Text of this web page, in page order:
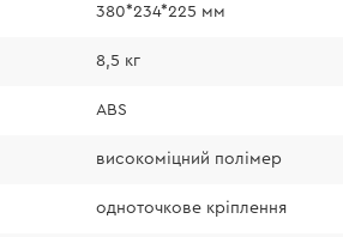
380*234*225 мм
8,5 кг
ABS
високоміцний полімер
одноточкове кріплення